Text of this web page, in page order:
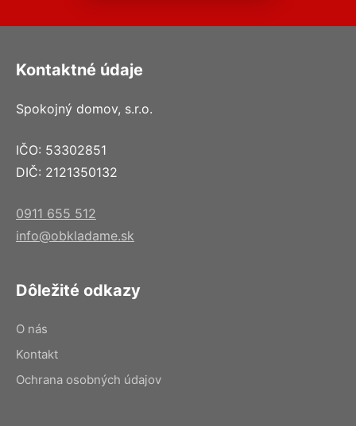
Kontaktné údaje
Spokojný domov, s.r.o.
IČO: 53302851
DIČ: 2121350132
0911 655 512
info@obkladame.sk
Dôležité odkazy
O nás
Kontakt
Ochrana osobných údajov